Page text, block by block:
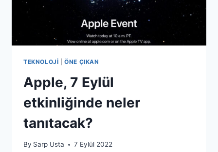
TEKNOLOJI |ÖNE ÇIKAN
Apple, 7 Eylül
etkinliğinde neler
tanıtacak?
By Sarp Usta 7 Eylül 2022